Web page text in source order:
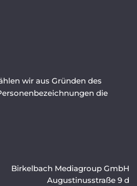
wir aus Gründen des
die
Birkelbach Mediagroup GmbH
Augustinusstraße 9 d